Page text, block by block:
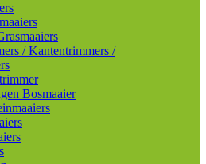
/ Kantentrimmers /
Bosmaaier